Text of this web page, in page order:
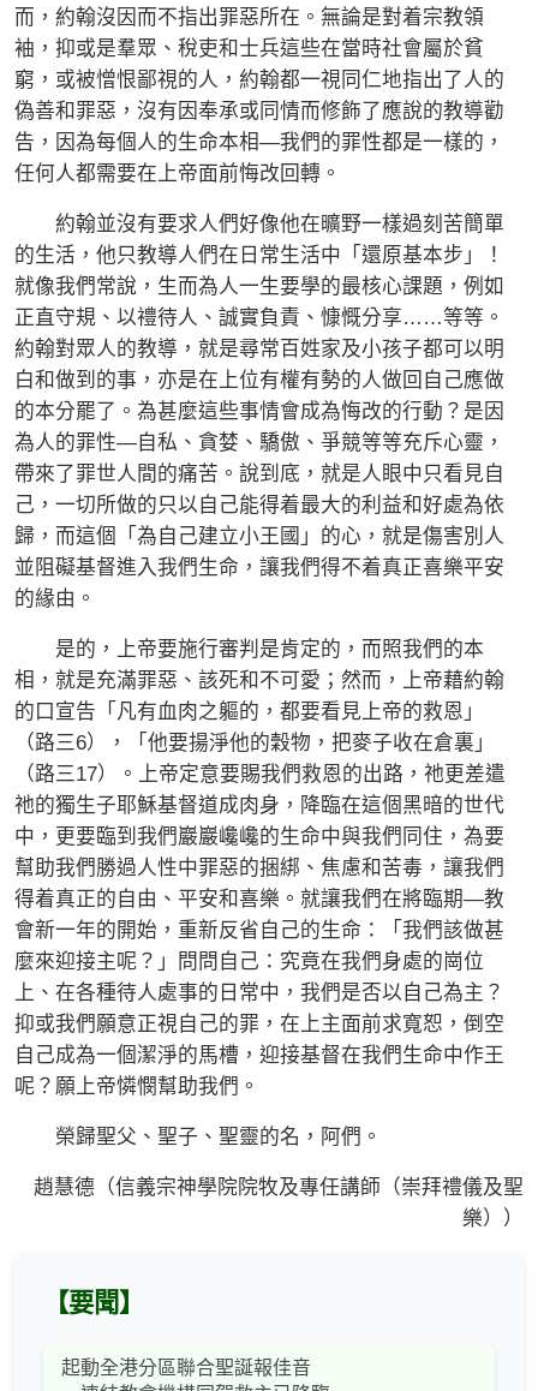
而，約翰沒因而不指出罪惡所在。無論是對着宗教領
袖，抑或是羣眾、稅吏和士兵這些在當時社會屬於貧
窮，或被憎恨鄙視的人，約翰都一視同仁地指出了人的
偽善和罪惡，沒有因奉承或同情而修飾了應說的教導勸
告，因為每個人的生命本相—我們的罪性都是一樣的，
任何人都需要在上帝面前悔改回轉。
約翰並沒有要求人們好像他在曠野一樣過刻苦簡單
的生活，他只教導人們在日常生活中「還原基本步」！
就像我們常說，生而為人一生要學的最核心課題，例如
正直守規、以禮待人、誠實負責、慷慨分享……等等。
約翰對眾人的教導，就是尋常百姓家及小孩子都可以明
白和做到的事，亦是在上位有權有勢的人做回自己應做
的本分罷了。為甚麼這些事情會成為悔改的行動？是因
為人的罪性—自私、貪婪、驕傲、爭競等等充斥心靈，
帶來了罪世人間的痛苦。說到底，就是人眼中只看見自
己，一切所做的只以自己能得着最大的利益和好處為依
歸，而這個「為自己建立小王國」的心，就是傷害別人
並阻礙基督進入我們生命，讓我們得不着真正喜樂平安
的緣由。
是的，上帝要施行審判是肯定的，而照我們的本
相，就是充滿罪惡、該死和不可愛；然而，上帝藉約翰
的口宣告「凡有血肉之軀的，都要看見上帝的救恩」
（路三6），「他要揚淨他的穀物，把麥子收在倉裏」
（路三17）。上帝定意要賜我們救恩的出路，祂更差遣
祂的獨生子耶穌基督道成肉身，降臨在這個黑暗的世代
中，更要臨到我們巖巖巉巉的生命中與我們同住，為要
幫助我們勝過人性中罪惡的捆綁、焦慮和苦毒，讓我們
得着真正的自由、平安和喜樂。就讓我們在將臨期—教
會新一年的開始，重新反省自己的生命：「我們該做甚
麼來迎接主呢？」問問自己：究竟在我們身處的崗位
上、在各種待人處事的日常中，我們是否以自己為主？
抑或我們願意正視自己的罪，在上主面前求寬恕，倒空
自己成為一個潔淨的馬槽，迎接基督在我們生命中作王
呢？願上帝憐憫幫助我們。
榮歸聖父、聖子、聖靈的名，阿們。
趙慧德（信義宗神學院院牧及專任講師（崇拜禮儀及聖
樂））
【要聞】
起動全港分區聯合聖誕報佳音